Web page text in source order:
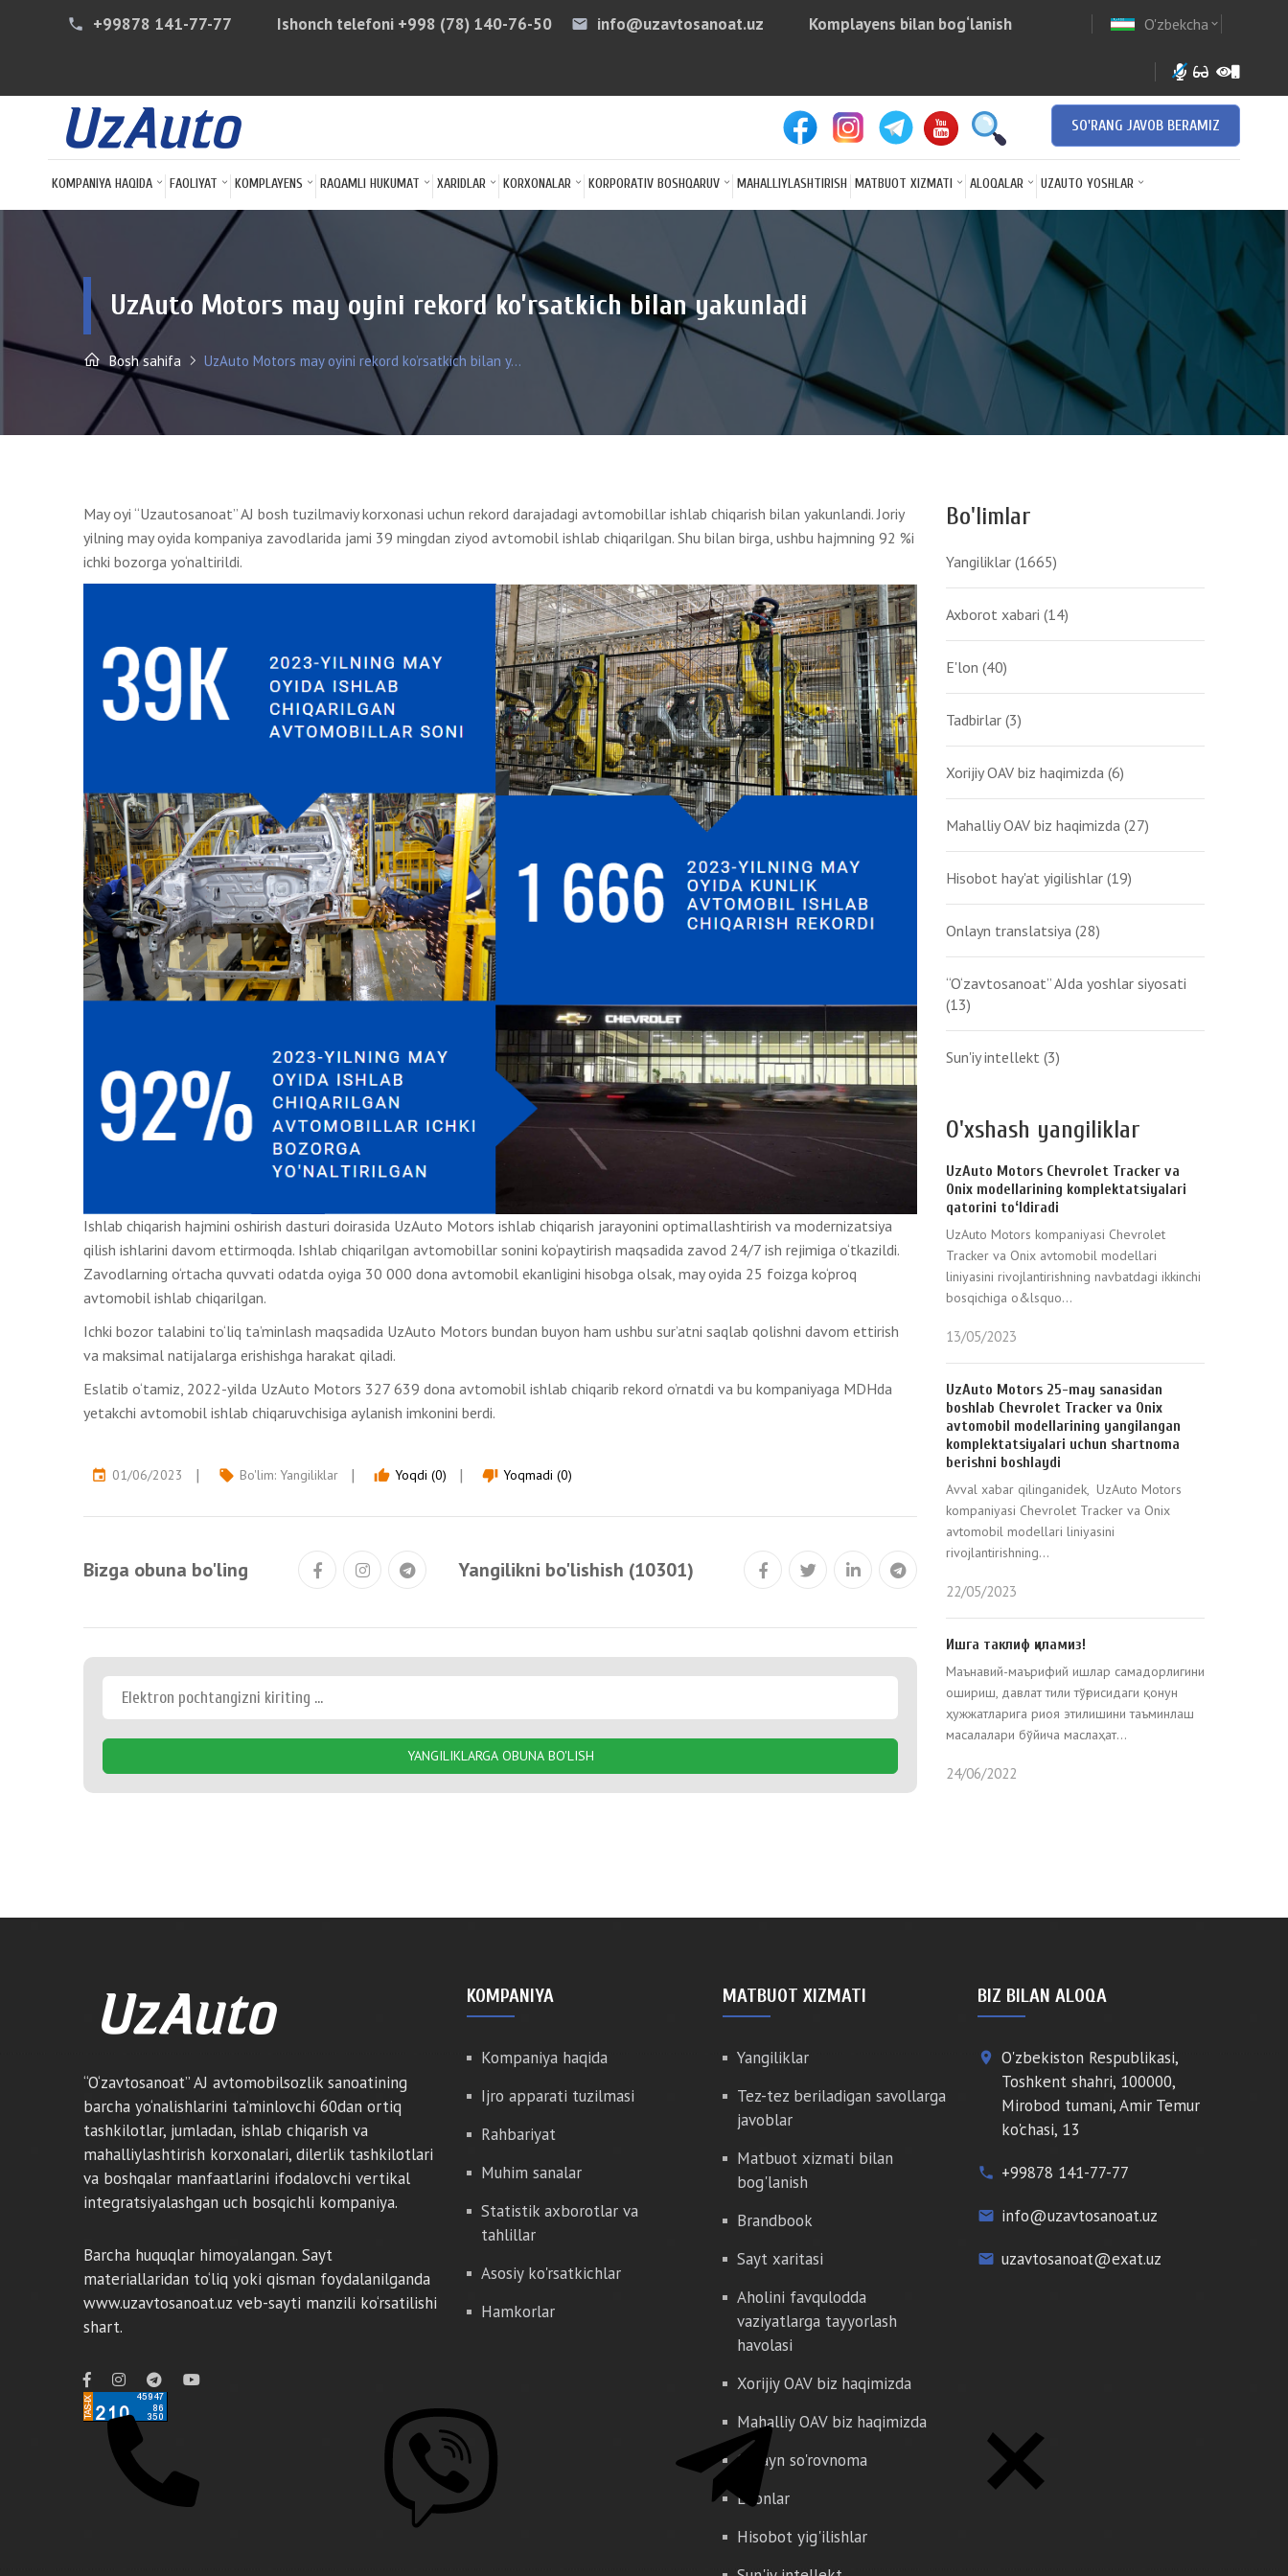
phone +99878 141-77-77 Ishonch telefoni +998 (78) 140-76-50 email info@uzavtosanoat.uz arrow
Komplayens bilan bog‘lanish O'zbekcha expand_more
SO'RANG JAVOB BERAMIZ
KOMPANIYA HAQIDA FAOLIYAT KOMPLAYENS RAQAMLI HUKUMAT XARIDLAR KORXONALAR KORPORATIV BOSHQARUV MAHALLIYLASHTIRISH MATBUOT XIZMATI ALOQALAR UZAUTO YOSHLAR
UzAuto Motors may oyini rekord ko’rsatkich bilan yakunladi
Bosh sahifa UzAuto Motors may oyini rekord ko’rsatkich bilan y...
May oyi “Uzautosanoat” AJ bosh tuzilmaviy korxonasi uchun rekord darajadagi avtomobillar ishlab chiqarish bilan yakunlandi. Joriy
yilning may oyida kompaniya zavodlarida jami 39 mingdan ziyod avtomobil ishlab chiqarilgan. Shu bilan birga, ushbu hajmning 92 %i
ichki bozorga yo‘naltirildi.
Ishlab chiqarish hajmini oshirish dasturi doirasida UzAuto Motors ishlab chiqarish jarayonini optimallashtirish va modernizatsiya
qilish ishlarini davom ettirmoqda. Ishlab chiqarilgan avtomobillar sonini ko‘paytirish maqsadida zavod 24/7 ish rejimiga o‘tkazildi.
Zavodlarning o‘rtacha quvvati odatda oyiga 30 000 dona avtomobil ekanligini hisobga olsak, may oyida 25 foizga ko‘proq
avtomobil ishlab chiqarilgan.
Ichki bozor talabini to‘liq ta’minlash maqsadida UzAuto Motors bundan buyon ham ushbu sur’atni saqlab qolishni davom ettirish
va maksimal natijalarga erishishga harakat qiladi.
Eslatib o‘tamiz, 2022-yilda UzAuto Motors 327 639 dona avtomobil ishlab chiqarib rekord o’rnatdi va bu kompaniyaga MDHda
yetakchi avtomobil ishlab chiqaruvchisiga aylanish imkonini berdi.
event 01/06/2023 local_offer Bo'lim: Yangiliklar thumb_up Yoqdi (0) thumb_down Yoqmadi (0)
Bizga obuna bo'ling Yangilikni bo'lishish (10301)
YANGILIKLARGA OBUNA BO'LISH
Bo'limlar
Yangiliklar (1665)
Axborot xabari (14)
E'lon (40)
Tadbirlar (3)
Xorijiy OAV biz haqimizda (6)
Mahalliy OAV biz haqimizda (27)
Hisobot hay'at yigilishlar (19)
Onlayn translatsiya (28)
“O‘zavtosanoat” AJda yoshlar siyosati
(13)
Sun'iy intellekt (3)
O'xshash yangiliklar
UzAuto Motors Chevrolet Tracker va
Onix modellarining komplektatsiyalari
qatorini toʻldiradi
UzAuto Motors kompaniyasi Chevrolet
Tracker va Onix avtomobil modellari
liniyasini rivojlantirishning navbatdagi ikkinchi
bosqichiga o&lsquo...
13/05/2023
UzAuto Motors 25-may sanasidan
boshlab Chevrolet Tracker va Onix
avtomobil modellarining yangilangan
komplektatsiyalari uchun shartnoma
berishni boshlaydi
Avval xabar qilinganidek, UzAuto Motors
kompaniyasi Chevrolet Tracker va Onix
avtomobil modellari liniyasini
rivojlantirishning...
22/05/2023
Ишга таклиф қиламиз!
Маънавий-маърифий ишлар самадорлигини
ошириш, давлат тили тўғрисидаги қонун
ҳужжатларига риоя этилишини таъминлаш
масалалари бўйича маслаҳат...
24/06/2022
“O‘zavtosanoat” AJ avtomobilsozlik sanoatining
barcha yo‘nalishlarini ta’minlovchi 60dan ortiq
tashkilotlar, jumladan, ishlab chiqarish va
mahalliylashtirish korxonalari, dilerlik tashkilotlari
va boshqalar manfaatlarini ifodalovchi vertikal
integratsiyalashgan uch bosqichli kompaniya.
Barcha huquqlar himoyalangan. Sayt
materiallaridan to‘liq yoki qisman foydalanilganda
www.uzavtosanoat.uz veb-sayti manzili ko‘rsatilishi
shart.
KOMPANIYA
Kompaniya haqida
Ijro apparati tuzilmasi
Rahbariyat
Muhim sanalar
Statistik axborotlar va
tahlillar
Asosiy ko'rsatkichlar
Hamkorlar
MATBUOT XIZMATI
Yangiliklar
Tez-tez beriladigan savollarga
javoblar
Matbuot xizmati bilan
bog'lanish
Brandbook
Sayt xaritasi
Aholini favqulodda
vaziyatlarga tayyorlash
havolasi
Xorijiy OAV biz haqimizda
Mahalliy OAV biz haqimizda
Onlayn so'rovnoma
E'lonlar
Hisobot yig'ilishlar
BIZ BILAN ALOQA
place O'zbekiston Respublikasi,
Toshkent shahri, 100000,
Mirobod tumani, Amir Temur
ko'chasi, 13
phone +99878 141-77-77
email info@uzavtosanoat.uz
email uzavtosanoat@exat.uz